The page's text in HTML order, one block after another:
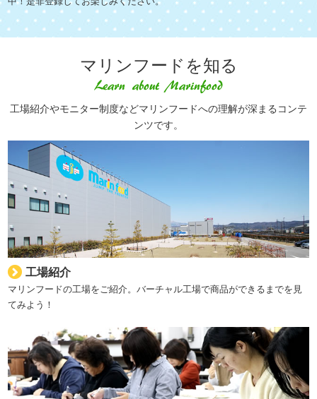
マリンフードを知る
工場紹介やモニター制度などマリンフードへの理解が深まるコンテ
ンツです。
工場紹介
マリンフードの工場をご紹介。バーチャル工場で商品ができるまでを見
てみよう！